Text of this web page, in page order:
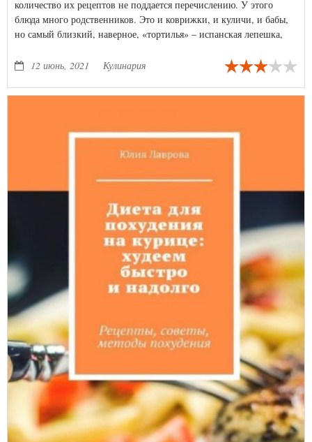
количество их рецептов не поддается перечислению. У этого
блюда много родственников. Это и коврижки, и куличи, и бабы,
но самый близкий, наверное, «тортилья» – испанская лепешка,
блюдо.12 июнь, 2021 Кулинария